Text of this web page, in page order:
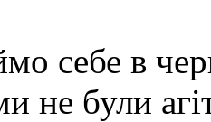
себе в
не були